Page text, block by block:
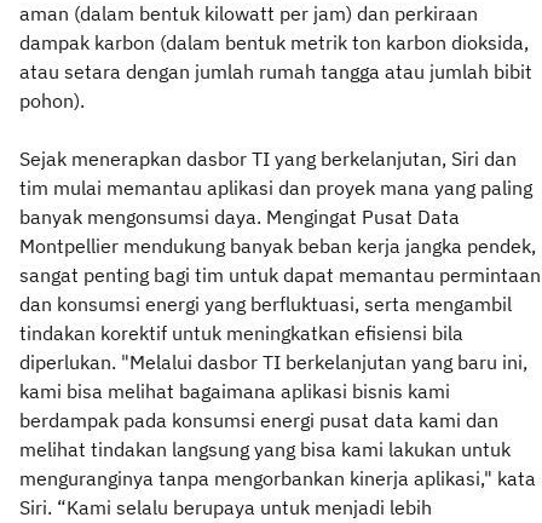
aman (dalam bentuk kilowatt per jam) dan perkiraan
dampak karbon (dalam bentuk metrik ton karbon dioksida,
atau setara dengan jumlah rumah tangga atau jumlah bibit
pohon).
Sejak menerapkan dasbor TI yang berkelanjutan, Siri dan
tim mulai memantau aplikasi dan proyek mana yang paling
banyak mengonsumsi daya. Mengingat Pusat Data
Montpellier mendukung banyak beban kerja jangka pendek,
sangat penting bagi tim untuk dapat memantau permintaan
dan konsumsi energi yang berfluktuasi, serta mengambil
tindakan korektif untuk meningkatkan efisiensi bila
diperlukan. "Melalui dasbor TI berkelanjutan yang baru ini,
kami bisa melihat bagaimana aplikasi bisnis kami
berdampak pada konsumsi energi pusat data kami dan
melihat tindakan langsung yang bisa kami lakukan untuk
menguranginya tanpa mengorbankan kinerja aplikasi," kata
Siri. “Kami selalu berupaya untuk menjadi lebih